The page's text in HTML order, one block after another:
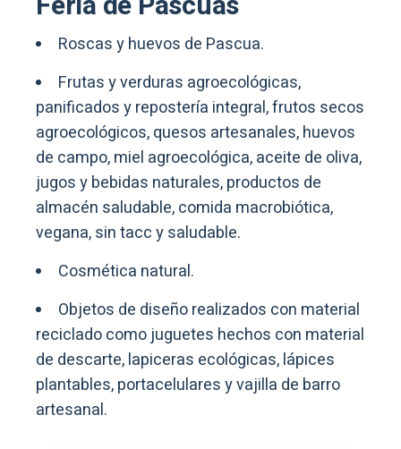
Roscas y huevos de Pascua.
Frutas y verduras agroecológicas,
panificados y repostería integral, frutos secos
agroecológicos, quesos artesanales, huevos
de campo, miel agroecológica, aceite de oliva,
jugos y bebidas naturales, productos de
almacén saludable, comida macrobiótica,
vegana, sin tacc y saludable.
Cosmética natural.
Objetos de diseño realizados con material
reciclado como juguetes hechos con material
de descarte, lapiceras ecológicas, lápices
plantables, portacelulares y vajilla de barro
artesanal.